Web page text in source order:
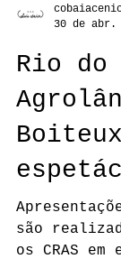
30 de abr.
Rio do